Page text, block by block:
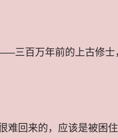
三百万年前的上古修士
回来的，应该是被困住